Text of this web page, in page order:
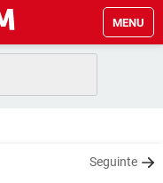
MENU
Seguinte